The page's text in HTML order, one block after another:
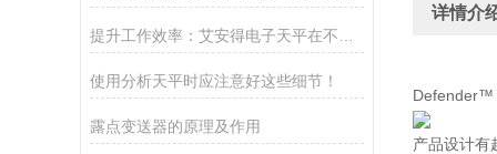
使用分析天平时应注意好这些细节！
露点变送器的原理及作用
详情介
Defender™
产品设计有